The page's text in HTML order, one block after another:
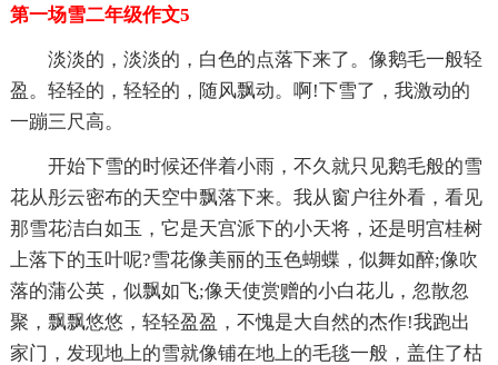
第一场雪二年级作文5
淡淡的，淡淡的，白色的点落下来了。像鹅毛一般轻
盈。轻轻的，轻轻的，随风飘动。啊!下雪了，我激动的
一蹦三尺高。
开始下雪的时候还伴着小雨，不久就只见鹅毛般的雪
花从彤云密布的天空中飘落下来。我从窗户往外看，看见
那雪花洁白如玉，它是天宫派下的小天将，还是明宫桂树
上落下的玉叶呢?雪花像美丽的玉色蝴蝶，似舞如醉;像吹
落的蒲公英，似飘如飞;像天使赏赠的小白花儿，忽散忽
聚，飘飘悠悠，轻轻盈盈，不愧是大自然的杰作!我跑出
家门，发现地上的雪就像铺在地上的毛毯一般，盖住了枯